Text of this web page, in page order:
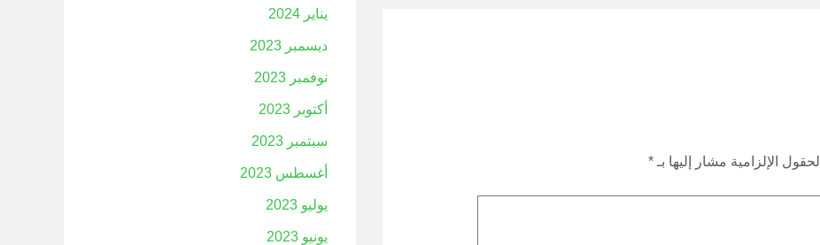
الحقول الإلزامية مشار إليها بـ *
يناير 2024
ديسمبر 2023
نوفمبر 2023
أكتوبر 2023
سبتمبر 2023
أغسطس 2023
يوليو 2023
يونيو 2023